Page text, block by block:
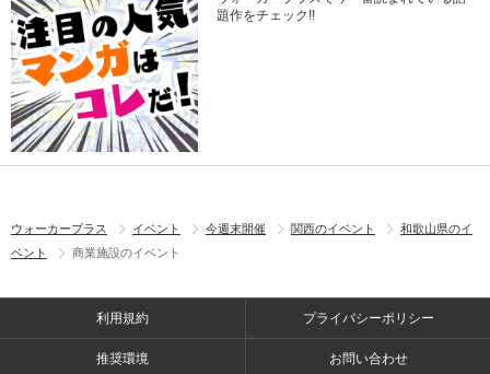
題作をチェック!!
ウォーカープラス イベント 今週末開催 関西のイベント
和歌山県のイ
ベント
商業施設のイベント
利用規約 プライバシーポリシー
推奨環境 お問い合わせ